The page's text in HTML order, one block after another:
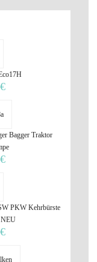
Bagger Traktor
PKW Kehrbürste
NEU